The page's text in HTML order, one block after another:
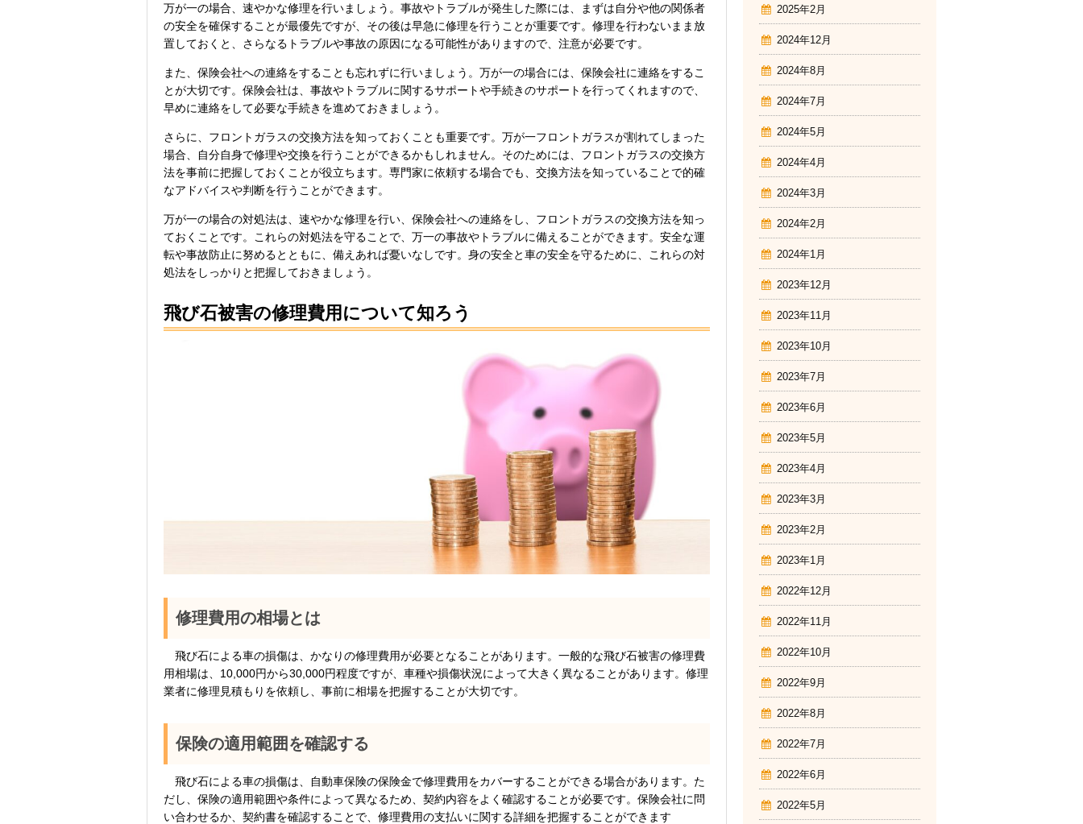
万が一の場合、速やかな修理を行いましょう。事故やトラブルが発生した際には、まずは自分や他の関係者
の安全を確保することが最優先ですが、その後は早急に修理を行うことが重要です。修理を行わないまま放
置しておくと、さらなるトラブルや事故の原因になる可能性がありますので、注意が必要です。
また、保険会社への連絡をすることも忘れずに行いましょう。万が一の場合には、保険会社に連絡をするこ
とが大切です。保険会社は、事故やトラブルに関するサポートや手続きのサポートを行ってくれますので、
早めに連絡をして必要な手続きを進めておきましょう。
さらに、フロントガラスの交換方法を知っておくことも重要です。万が一フロントガラスが割れてしまった
場合、自分自身で修理や交換を行うことができるかもしれません。そのためには、フロントガラスの交換方
法を事前に把握しておくことが役立ちます。専門家に依頼する場合でも、交換方法を知っていることで的確
なアドバイスや判断を行うことができます。
万が一の場合の対処法は、速やかな修理を行い、保険会社への連絡をし、フロントガラスの交換方法を知っ
ておくことです。これらの対処法を守ることで、万一の事故やトラブルに備えることができます。安全な運
転や事故防止に努めるとともに、備えあれば憂いなしです。身の安全と車の安全を守るために、これらの対
処法をしっかりと把握しておきましょう。
飛び石被害の修理費用について知ろう
修理費用の相場とは
飛び石による車の損傷は、かなりの修理費用が必要となることがあります。一般的な飛び石被害の修理費
用相場は、10,000円から30,000円程度ですが、車種や損傷状況によって大きく異なることがあります。修理
業者に修理見積もりを依頼し、事前に相場を把握することが大切です。
保険の適用範囲を確認する
飛び石による車の損傷は、自動車保険の保険金で修理費用をカバーすることができる場合があります。た
だし、保険の適用範囲や条件によって異なるため、契約内容をよく確認することが必要です。保険会社に問
い合わせるか、契約書を確認することで、修理費用の支払いに関する詳細を把握することができます
2025年2月
2024年12月
2024年8月
2024年7月
2024年5月
2024年4月
2024年3月
2024年2月
2024年1月
2023年12月
2023年11月
2023年10月
2023年7月
2023年6月
2023年5月
2023年4月
2023年3月
2023年2月
2023年1月
2022年12月
2022年11月
2022年10月
2022年9月
2022年8月
2022年7月
2022年6月
2022年5月